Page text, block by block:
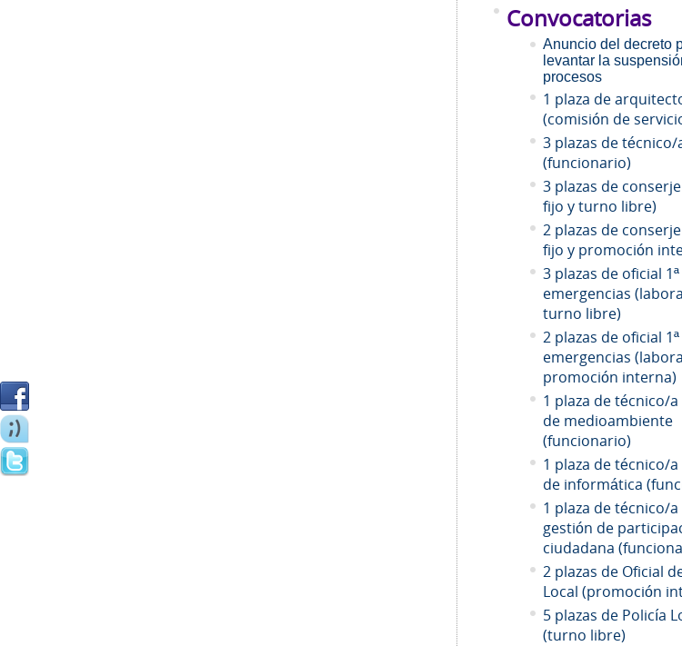
Convocatorias
Anuncio del decreto
levantar la
procesos
1 plaza de
(comisión de
3 plazas de
(funcionario)
3 plazas de
fijo y turno libre)
2 plazas de
fijo y promoción
3 plazas de oficial
emergencias
turno libre)
2 plazas de oficial
emergencias
promoción interna)
1 plaza de técnico/
de medioambiente
(funcionario)
1 plaza de técnico/
de informática
1 plaza de técnico/a
gestión de
ciudadana
2 plazas de Oficial
Local (promoción
5 plazas de Policía
(turno libre)